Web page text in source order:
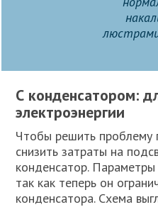
С конденсатором:
электроэнергии
Чтобы решить проблему
снизить затраты на
конденсатор.
так как теперь он
конденсатора. Схема